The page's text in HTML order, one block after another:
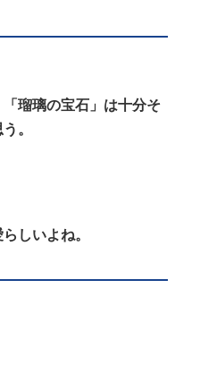
瑠璃の宝石」は十分そ
。
しいよね。